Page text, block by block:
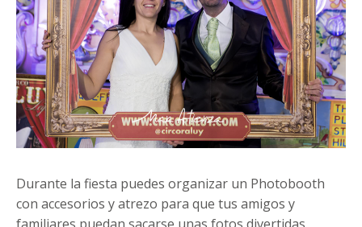
Durante la fiesta puedes organizar un Photobooth
con accesorios y atrezo para que tus amigos y